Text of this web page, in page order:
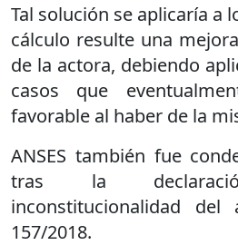
Tal solución se aplicaría a
cálculo resulte una
de la actora, debiendo
casos que
favorable al haber de la
ANSES también fue
tras la
inconstitucionalidad
157/2018.